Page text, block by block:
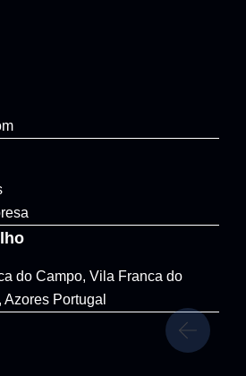
do Campo, Vila Franca do
Portugal